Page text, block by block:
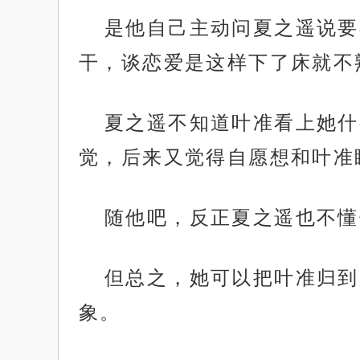
是他自己主动问夏之遥说
干，谈恋爱是这样下了床就
夏之遥不知道叶准看上她
觉，后来又觉得自愿想和叶
随他吧，反正夏之遥也不
但总之，她可以把叶准归
象。